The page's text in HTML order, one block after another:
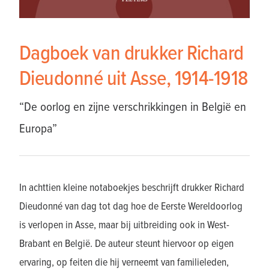
Dagboek van drukker Richard
Dieudonné uit Asse, 1914-1918
“De oorlog en zijne verschrikkingen in België en
Europa”
In achttien kleine notaboekjes beschrijft drukker Richard
Dieudonné van dag tot dag hoe de Eerste Wereldoorlog
is verlopen in Asse, maar bij uitbreiding ook in West-
Brabant en België. De auteur steunt hiervoor op eigen
ervaring, op feiten die hij verneemt van familieleden,